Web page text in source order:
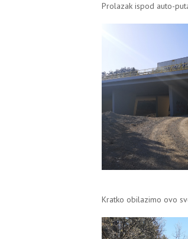
Prolazak ispod auto-
Kratko obilazimo ovo